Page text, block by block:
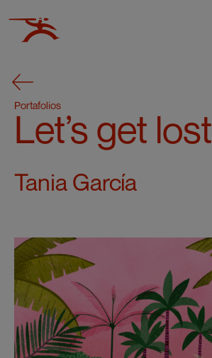
Portafolios
Let’s get lost
Tania García